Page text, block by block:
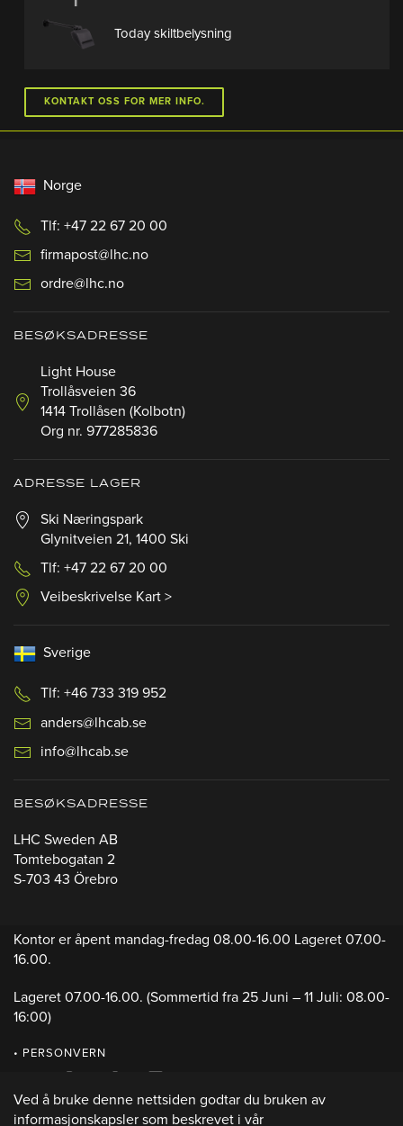
Today skiltbelysning
KONTAKT OSS FOR MER INFO.
Norge
Tlf: +47 22 67 20 00
firmapost@lhc.no
ordre@lhc.no
BESØKSADRESSE
Light House
Trollåsveien 36
1414 Trollåsen (Kolbotn)
Org nr. 977285836
ADRESSE LAGER
Ski Næringspark
Glynitveien 21, 1400 Ski
Tlf: +47 22 67 20 00
Veibeskrivelse Kart >
Sverige
Tlf: +46 733 319 952
anders@lhcab.se
info@lhcab.se
BESØKSADRESSE
LHC Sweden AB
Tomtebogatan 2
S-703 43 Örebro
Kontor er åpent mandag-fredag 08.00-16.00 Lageret 07.00-
16.00.
Lageret 07.00-16.00. (Sommertid fra 25 Juni – 11 Juli: 08.00-
16:00)
• PERSONVERN
Ved å bruke denne nettsiden godtar du bruken av
informasjonskapsler som beskrevet i vår